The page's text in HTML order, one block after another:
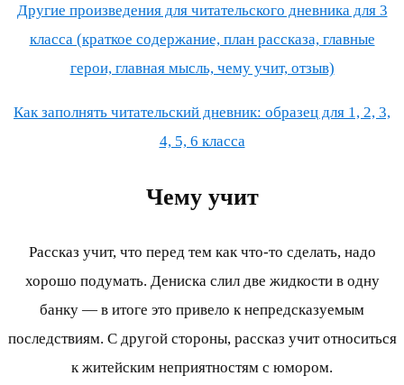
Другие произведения для читательского дневника для 3
класса (краткое содержание, план рассказа, главные
герои, главная мысль, чему учит, отзыв)
Как заполнять читательский дневник: образец для 1, 2, 3,
4, 5, 6 класса
Чему учит
Рассказ учит, что перед тем как что-то сделать, надо
хорошо подумать. Дениска слил две жидкости в одну
банку — в итоге это привело к непредсказуемым
последствиям. С другой стороны, рассказ учит относиться
к житейским неприятностям с юмором.